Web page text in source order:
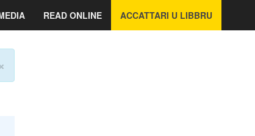
READ ONLINE ACCATTARI U LIBBRU